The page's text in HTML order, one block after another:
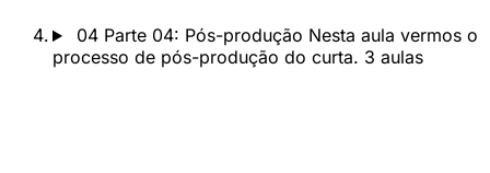
04 Parte 04: Pós-produção Nesta aula vermos o
processo de pós-produção do curta. 3 aulas